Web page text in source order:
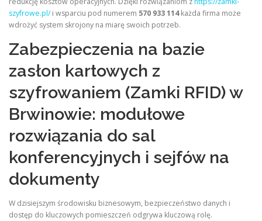
szyfrowe.pl/i wsparciu pod numerem 570 933 114każda firma może
wdrożyć system skrojony na miarę swoich potrzeb.
Zabezpieczenia na bazie
zasłon kartowych z
szyfrowaniem (Zamki RFID) w
Brwinowie: modułowe
rozwiązania do sal
konferencyjnych i sejfów na
dokumenty
W dzisiejszym środowisku biznesowym, bezpieczeństwo danych i
dostęp do kluczowych pomieszczeń odgrywa kluczową rolę.